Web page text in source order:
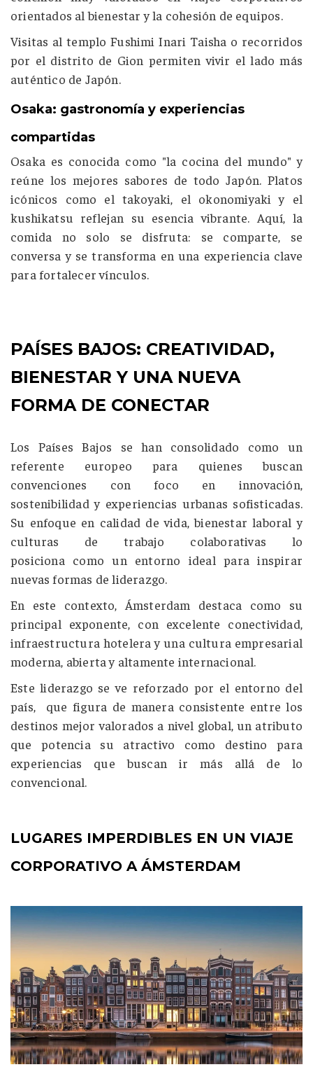
orientados al bienestar y la cohesión de equipos.
Visitas al temploFushimi Inari Taisha o recorridos
por el distrito de Gion permiten vivir el lado más
auténtico de Japón.
Osaka: gastronomía y experiencias
compartidas
Osaka es conocida como "la cocina del mundo" y
reúne los mejores sabores de todo Japón. Platos
icónicos como el takoyaki, el okonomiyaki y el
kushikatsu reflejan su esencia vibrante. Aquí, la
comida no solo se disfruta: se comparte, se
conversa y se transforma en una experiencia clave
para fortalecer vínculos.
PAÍSES BAJOS: CREATIVIDAD,
BIENESTAR Y UNA NUEVA
FORMA DE CONECTAR
Los Países Bajos se han consolidado como un
referente europeo para quienes buscan
convenciones con foco en innovación,
sostenibilidad y experiencias urbanas sofisticadas.
Su enfoque en calidad de vida, bienestar laboral y
culturas de trabajo colaborativas lo
posiciona como un entorno ideal para inspirar
nuevas formas de liderazgo.
En este contexto, Ámsterdam destaca como su
principal exponente, con excelente conectividad,
infraestructura hotelera y una cultura empresarial
moderna, abierta y altamente internacional.
Este liderazgo se ve reforzado por el entorno del
país, que figura de manera consistente entre los
destinos mejor valorados a nivel global, un atributo
que potencia su atractivo como destino para
experiencias que buscan ir más allá de lo
convencional.
LUGARES IMPERDIBLES EN UN VIAJE
CORPORATIVO A ÁMSTERDAM